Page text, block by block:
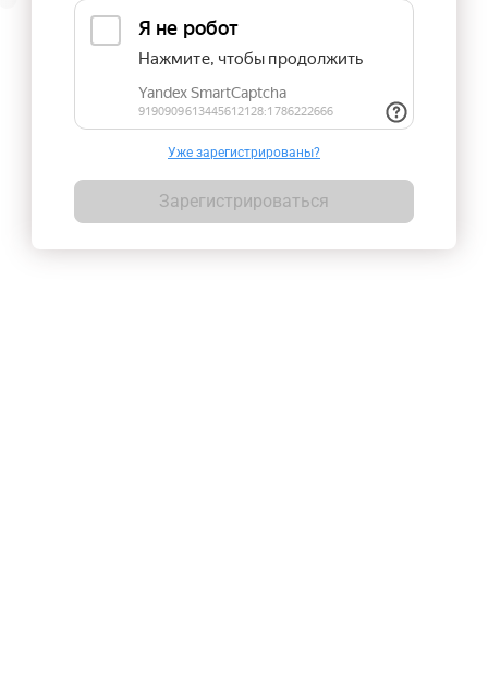
Уже зарегистрированы?
Зарегистрироваться